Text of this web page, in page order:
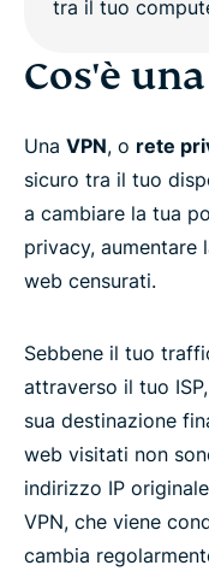
Cos'è
Una VPN, o rete
sicuro tra il tuo
a cambiare la tua
privacy, aumentare
web censurati.
Sebbene il tuo
attraverso il tuo
sua destinazione
web visitati non
indirizzo IP
VPN, che viene
cambia